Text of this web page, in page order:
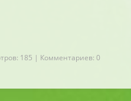
185 | Комментариев: 0